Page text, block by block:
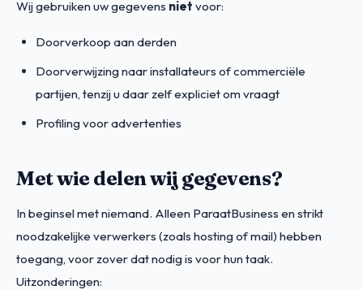
Wij gebruiken uw gegevens niet voor:
Doorverkoop aan derden
Doorverwijzing naar installateurs of commerciële
partijen, tenzij u daar zelf expliciet om vraagt
Profiling voor advertenties
Met wie delen wij gegevens?
In beginsel met niemand. Alleen ParaatBusiness en strikt
noodzakelijke verwerkers (zoals hosting of mail) hebben
toegang, voor zover dat nodig is voor hun taak.
Uitzonderingen: